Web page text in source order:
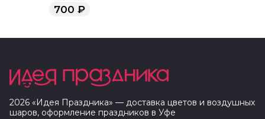
700 ₽
2026 «Идея Праздника» — доставка цветов и воздушных
шаров, оформление праздников в Уфе